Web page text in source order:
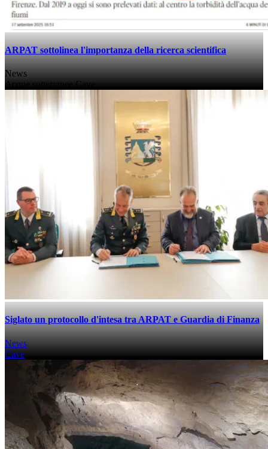
ARPAT sottolinea l'importanza della ricerca scientifica
News
Acque sotterranee Cave
Siglato un protocollo d'intesa tra ARPAT e Guardia di Finanza
News
Cave